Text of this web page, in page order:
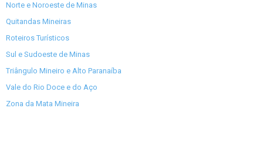
Norte e Noroeste de Minas
Quitandas Mineiras
Roteiros Turísticos
Sul e Sudoeste de Minas
Triângulo Mineiro e Alto Paranaíba
Vale do Rio Doce e do Aço
Zona da Mata Mineira